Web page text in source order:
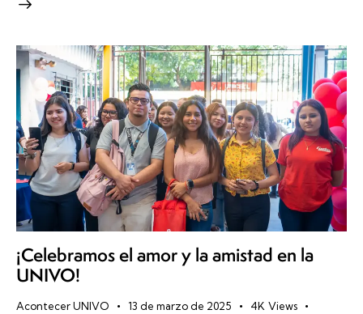
¡Celebramos el amor y la amistad en la
UNIVO!
Acontecer UNIVO 13 de marzo de 2025 4K Views